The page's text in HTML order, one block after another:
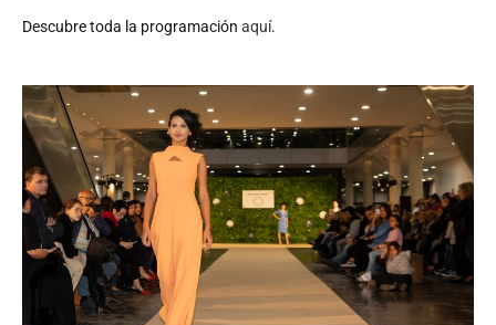
Descubre toda la programación aquí.